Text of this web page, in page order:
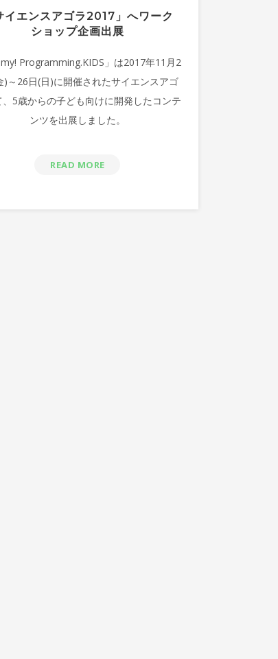
イエンスアゴラ2017」へワーク
ショップ企画出展
Programming.KIDS」は2017年11月2
)～26日(日)に開催されたサイエンスアゴ
、5歳からの子ども向けに開発したコンテ
ンツを出展しました。
READ MORE